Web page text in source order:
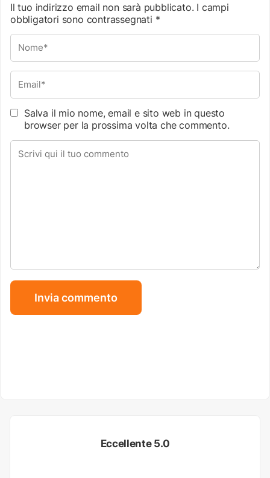
Il tuo indirizzo email non sarà pubblicato. I campi
obbligatori sono contrassegnati *
Salva il mio nome, email e sito web in questo
browser per la prossima volta che commento.
Eccellente 5.0